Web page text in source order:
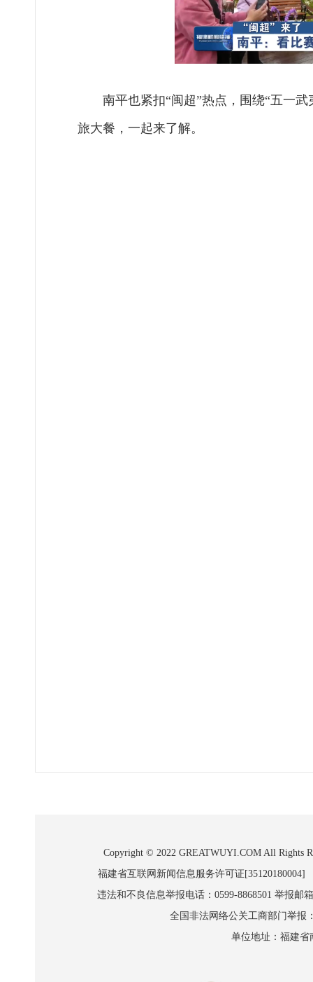
南平也紧扣“闽超”热点，围绕“五一
旅大餐，一起来了解。
Copyright © 2022 GREATWUYI.COM All Rights
福建省互联网新闻信息服务许可证
违法和不良信息举报电话：0599-8868501 举报邮
全国非法网络公关工商部门举报
单位地址：福建省